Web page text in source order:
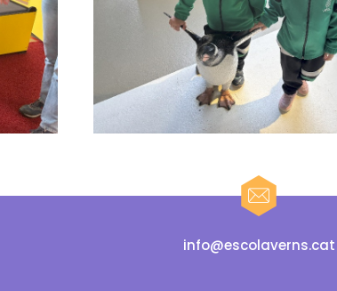
info@escolaverns.cat